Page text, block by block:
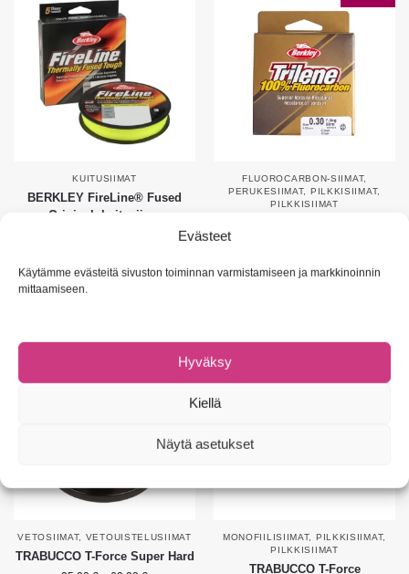
Evästeet
Käytämme evästeitä sivuston toiminnan varmistamiseen ja markkinoinnin
mittaamiseen.
Hyväksy
Kiellä
Näytä asetukset
KUITUSIIMAT
BERKLEY FireLine® Fused
Original -kuitusiima
Valitse vaihtoehdoista
FLUOROCARBON-SIIMAT,
PERUKESIIMAT, PILKKISIIMAT,
PILKKISIIMAT
Suositus!
VETOSIIMAT, VETOUISTELUSIIMAT
TRABUCCO T-Force Super Hard
MONOFIILISIIMAT, PILKKISIIMAT,
PILKKISIIMAT
TRABUCCO T-Force